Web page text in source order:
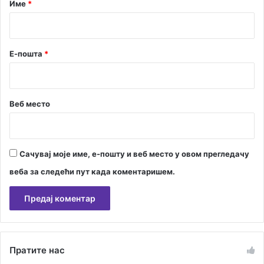
Име *
Е-пошта *
Веб место
Сачувај моје име, е-пошту и веб место у овом прегледачу
веба за следећи пут када коментаришем.
тПратите нас